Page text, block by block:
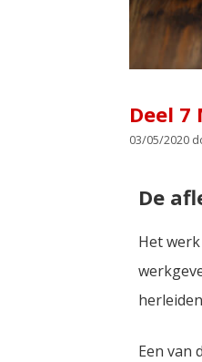
Deel
03/05/2020
De
Het
Een van